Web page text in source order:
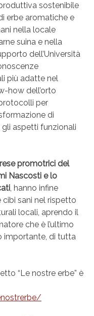
sostenibile
erbe aromatiche e
nella locale
suina e nella
dell’Università
più adatte nel
how dell’orto
per
di
aspetti funzionali
promotrici del
Nascosti e lo
, hanno infine
sani nel rispetto
locali, aprendo il
che è l’ultimo
importante, di tutta
“Le nostre erbe” è